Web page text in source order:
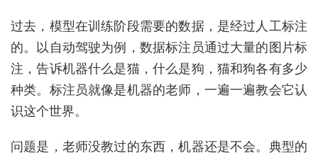
过去，模型在训练阶段需要的数据，是经过人工标注
的。以自动驾驶为例，数据标注员通过大量的图片标
注，告诉机器什么是猫，什么是狗，猫和狗各有多少
种类。标注员就像是机器的老师，一遍一遍教会它认
识这个世界。
问题是，老师没教过的东西，机器还是不会。典型的